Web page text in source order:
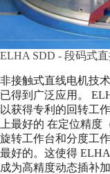
ELHA SDD - 段码式
非接触式直线电机技
已得到广泛应用。
以获得专利的回转工
上最好的 在定位精
旋转工作台和分度工
最好的。这使得
成为高精度动态插补